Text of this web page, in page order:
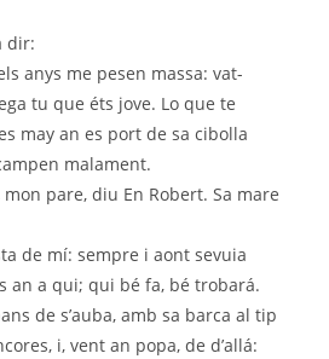
dir:
anys me pesen massa: vat-
tu que éts jove. Lo que te
may an es port de sa cibolla
malament.
pare, diu En Robert. Sa mare
de mí: sempre i aont sevuia
an a qui; qui bé fa, bé trobará.
de s’auba, amb sa barca al tip
i, vent an popa, de d’allá: